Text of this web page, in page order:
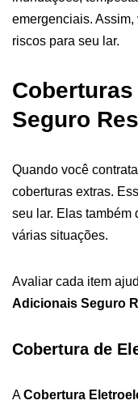
emergenciais.
riscos para seu lar.
Seguro
Quando você
coberturas extras.
seu lar. Elas também
várias situações.
Avaliar cada item
Adicionais Seguro
Cobertura de
ACobertura